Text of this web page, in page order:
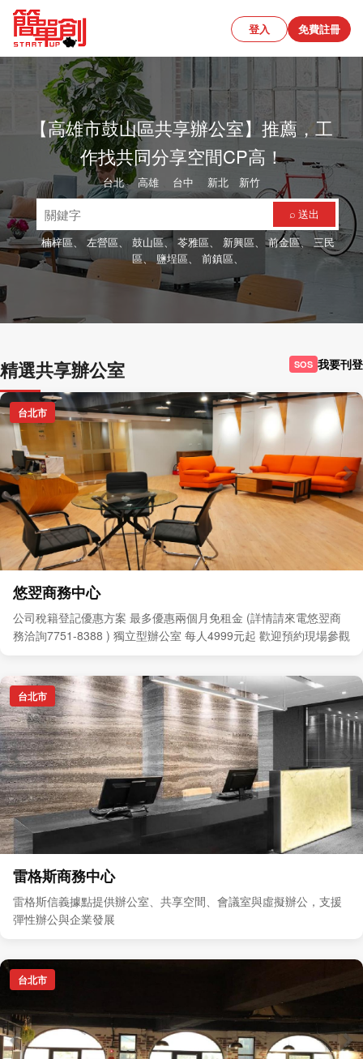
登入 免費註冊
【高雄市鼓山區共享辦公室】推薦，工
作找共同分享空間CP高！
台北、高雄 台中 新北 新竹
⌕ 送出
楠梓區、 左營區、 鼓山區、 苓雅區、 新興區、前金區、 三民
區、 鹽埕區、 前鎮區、
精選共享辦公室 SOS 我要刊登
台北市
悠翌商務中心
公司稅籍登記優惠方案 最多優惠兩個月免租金 (詳情請來電悠翌商
務洽詢7751-8388 ) 獨立型辦公室 每人4999元起 歡迎預約現場參觀
台北市
雷格斯商務中心
雷格斯信義據點提供辦公室、共享空間、會議室與虛擬辦公，支援
彈性辦公與企業發展
台北市